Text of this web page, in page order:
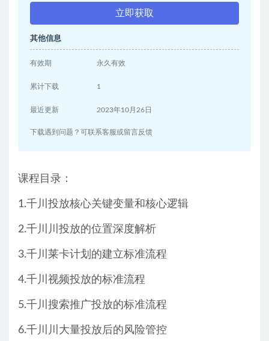
立即获取
其他信息
有效期 永久有效
累计下载 1
最近更新 2023年10月26日
下载遇到问题？可联系客服或留言反馈
课程目录：
1.千川投放核心关键变量和核心逻辑
2.千川川投放的位置深度解析
3.千川莱卡计划的建立标准流程
4.千川视频投放的标准流程
5.千川搜索推广投放的标准流程
6.千川川大量投放后的风险管控